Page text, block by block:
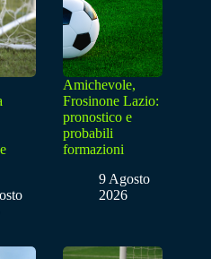
Amichevole,
Frosinone Lazio:
pronostico e
probabili
formazioni
9 Agosto
2026